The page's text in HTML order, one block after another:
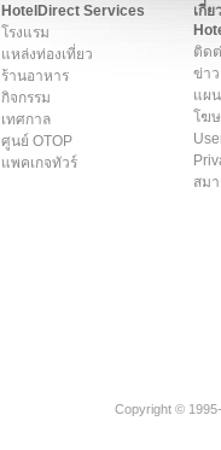
HotelDirect Services
โรงแรม
แหล่งท่องเที่ยว
ร้านอาหาร
กิจกรรม
เทศกาล
ศูนย์ OTOP
แพคเกจทัวร์
เกี่ย
ติด
ข่า
แผ
โฆ
สม
Copyright ©